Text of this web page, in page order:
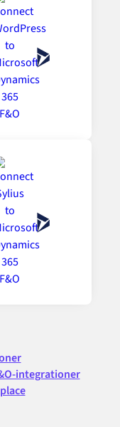
integrationer